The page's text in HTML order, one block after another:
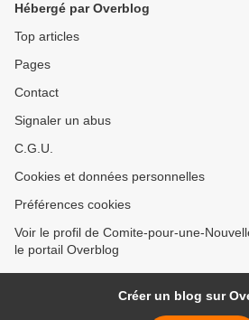
Hébergé par Overblog
Top articles
Pages
Contact
Signaler un abus
C.G.U.
Cookies et données personnelles
Préférences cookies
Voir le profil de Comite-pour-une-
le portail Overblog
Créer un blog sur